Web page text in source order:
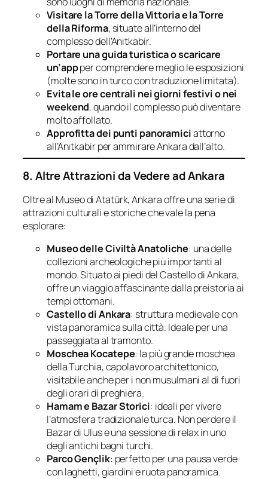
Visitare la Torre della Vittoria e la Torre
della Riforma, situate all’interno del
complesso dell’Anıtkabir.
Portare una guida turistica o scaricare
un’appper comprendere meglio le esposizioni
(molte sono in turco con traduzione limitata).
Evita le ore centrali nei giorni festivi o nei
weekend, quando il complesso può diventare
molto affollato.
Approfitta dei punti panoramiciattorno
all’Anıtkabir per ammirare Ankara dall’alto.
8. Altre Attrazioni da Vedere ad Ankara
Oltre al Museo di Atatürk, Ankara offre una serie di
attrazioni culturali e storiche che vale la pena
esplorare:
Museo delle Civiltà Anatoliche: una delle
collezioni archeologiche più importanti al
mondo. Situato ai piedi del Castello di Ankara,
offre un viaggio affascinante dalla preistoria ai
tempi ottomani.
Castello di Ankara: struttura medievale con
vista panoramica sulla città. Ideale per una
passeggiata al tramonto.
Moschea Kocatepe: la più grande moschea
della Turchia, capolavoro architettonico,
visitabile anche per i non musulmani al di fuori
degli orari di preghiera.
Hamam e Bazar Storici: ideali per vivere
l’atmosfera tradizionale turca. Non perdere il
Bazar di Ulus e una sessione di relax in uno
degli antichi bagni turchi.
Parco Gençlik: perfetto per una pausa verde
con laghetti, giardini e ruota panoramica.